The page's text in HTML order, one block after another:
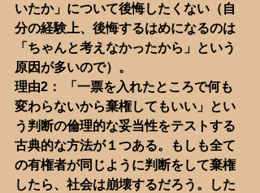
いたか」について後悔したくない（自
分の経験上、後悔するはめになるのは
「ちゃんと考えなかったから」という
原因が多いので）。
理由2： 「一票を入れたところで何も
変わらないから棄権してもいい」とい
う判断の倫理的な妥当性をテストする
古典的な方法が１つある。もしも全て
の有権者が同じように判断をして棄権
したら、社会は崩壊するだろう。した